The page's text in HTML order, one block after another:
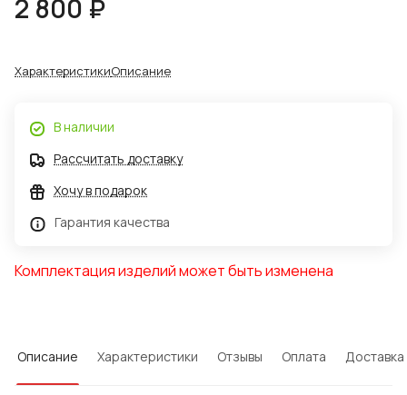
2 800 ₽
ХарактеристикиОписание
В наличии
Рассчитать доставку
Хочу в подарок
Гарантия качества
Комплектация изделий может быть изменена
Описание Характеристики Отзывы Оплата Доставка